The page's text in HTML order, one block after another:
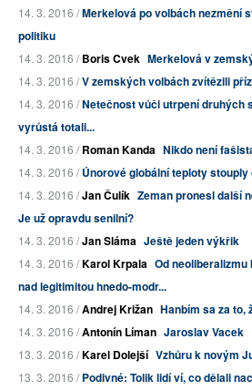
14. 3. 2016 /Merkelová po volbách nezmění
politiku
14. 3. 2016 /Boris Cvek Merkelová v
14. 3. 2016 /V zemských volbách zvítězili
14. 3. 2016 /Netečnost vůči utrpení druhých
vyrůstá totali...
14. 3. 2016 /Roman Kanda Nikdo není
14. 3. 2016 /Únorové globální teploty
14. 3. 2016 /Jan Čulík Zeman pronesl další
Je už opravdu senilní?
14. 3. 2016 /Jan Sláma Ještě jeden výkřik
14. 3. 2016 /Karol Krpala Od
nad legitimitou hnedo-modr...
14. 3. 2016 /Andrej Križan Hanbím sa za to,
14. 3. 2016 /Antonín Líman Jaroslav Vacek
13. 3. 2016 /Karel Dolejší Vzhůru k novým
13. 3. 2016 /Podivné: Tolik lidí ví, co dělali